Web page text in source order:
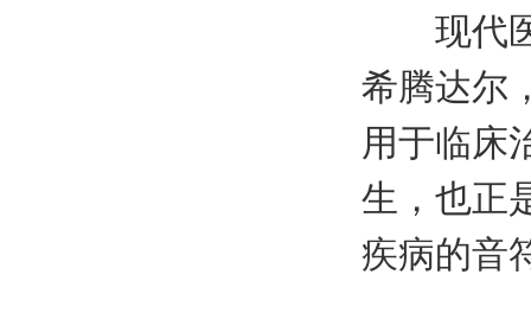
现代医
希腾达尔
用于临床
生，也正
疾病的音